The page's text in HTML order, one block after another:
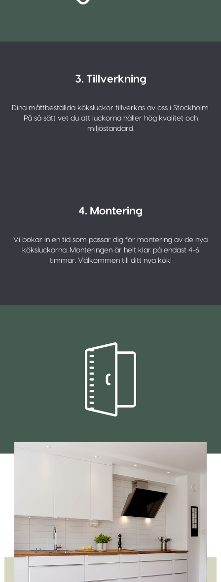
3. Tillverkning
Dina måttbeställda köksluckor tillverkas av oss i Stockholm.
På så sätt vet du att luckorna håller hög kvalitet och
miljöstandard.
4. Montering
Vi bokar in en tid som passar dig för montering av de nya
köksluckorna. Monteringen är helt klar på endast 4-6
timmar. Välkommen till ditt nya kök!